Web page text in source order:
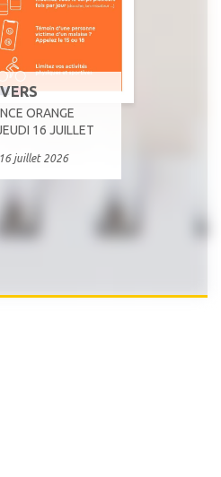
ORANGE
16 JUILLET
juillet 2026